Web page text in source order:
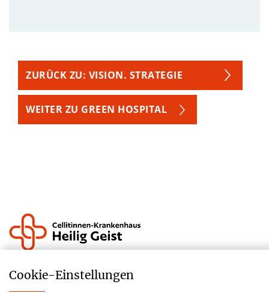
WEITER ZU GREEN HOSPITAL
Krankenhauszukunftsfonds
Cookie-­Einstellungen